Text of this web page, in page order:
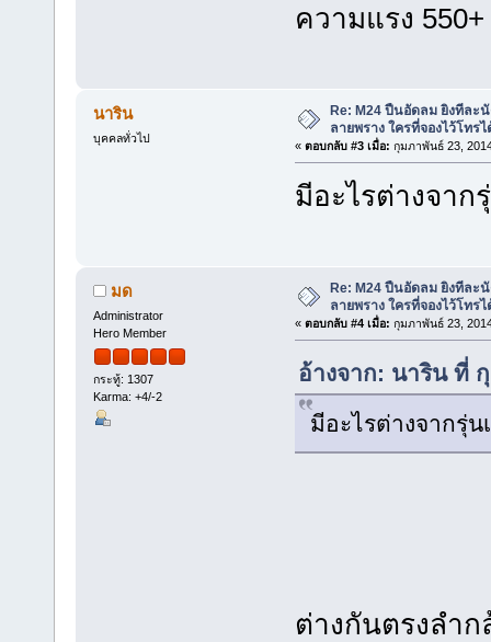
ความแรง 550+
นาริน
บุคคลทั่วไป
Re: M24 ปืนอัดลม ยิงทีละ
ลายพราง ใครที่จองไว้โทร
« ตอบกลับ #3 เมื่อ: กุมภาพันธ์ 23,
มีอะไรต่างจาก
มด
Administrator
Hero Member
กระทู้: 1307
Karma: +4/-2
Re: M24 ปืนอัดลม ยิงทีละ
ลายพราง ใครที่จองไว้โทร
« ตอบกลับ #4 เมื่อ: กุมภาพันธ์ 23,
อ้างจาก: นาริน ที่
มีอะไรต่างจากรุ่น
ต่างกันตรงลำก